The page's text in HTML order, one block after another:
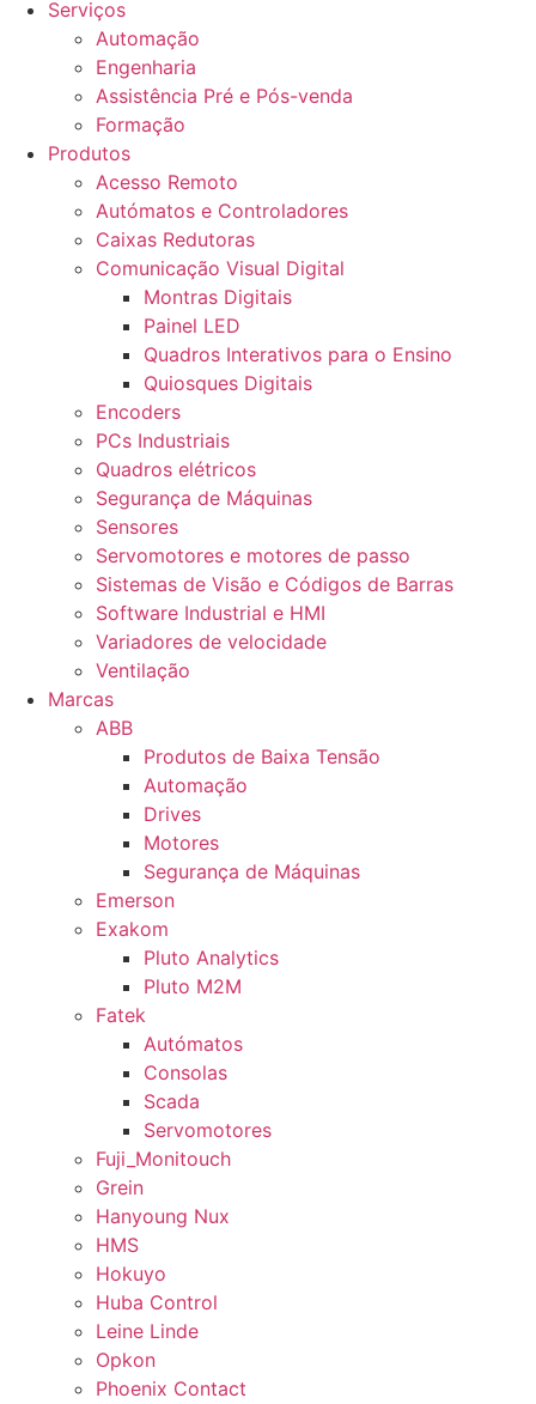
Serviços
Automação
Engenharia
Assistência Pré e Pós-venda
Formação
Produtos
Acesso Remoto
Autómatos e Controladores
Caixas Redutoras
Comunicação Visual Digital
Montras Digitais
Painel LED
Quadros Interativos para o Ensino
Quiosques Digitais
Encoders
PCs Industriais
Quadros elétricos
Segurança de Máquinas
Sensores
Servomotores e motores de passo
Sistemas de Visão e Códigos de Barras
Software Industrial e HMI
Variadores de velocidade
Ventilação
Marcas
ABB
Produtos de Baixa Tensão
Automação
Drives
Motores
Segurança de Máquinas
Emerson
Exakom
Pluto Analytics
Pluto M2M
Fatek
Autómatos
Consolas
Scada
Servomotores
Fuji_Monitouch
Grein
Hanyoung Nux
HMS
Hokuyo
Huba Control
Leine Linde
Opkon
Phoenix Contact